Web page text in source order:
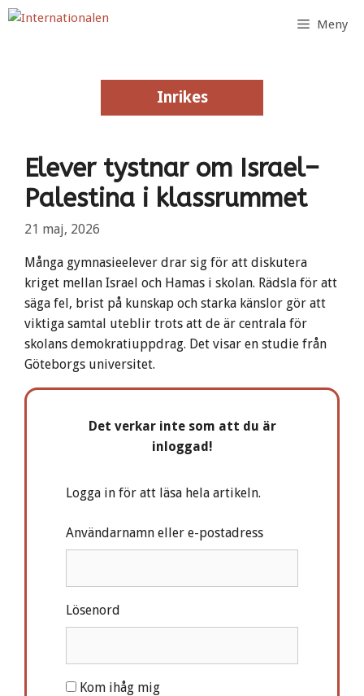
Hoppa
Meny
Inrikes
Inrikes
Elever tystnar om Israel–
Palestina i klassrummet
21 maj, 2026
Många gymnasieelever drar sig för att diskutera
kriget mellan Israel och Hamas i skolan. Rädsla för att
säga fel, brist på kunskap och starka känslor gör att
viktiga samtal uteblir trots att de är centrala för
skolans demokratiuppdrag. Det visar en studie från
Göteborgs universitet.
Det verkar inte som att du är
inloggad!
Logga in för att läsa hela artikeln.
Användarnamn eller e-postadress
Lösenord
A Kom ihåg mig